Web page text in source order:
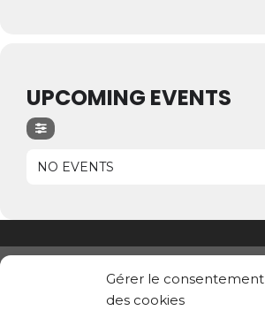
Gérer le consentement
des cookies
UPCOMING EVENTS
NO EVENTS